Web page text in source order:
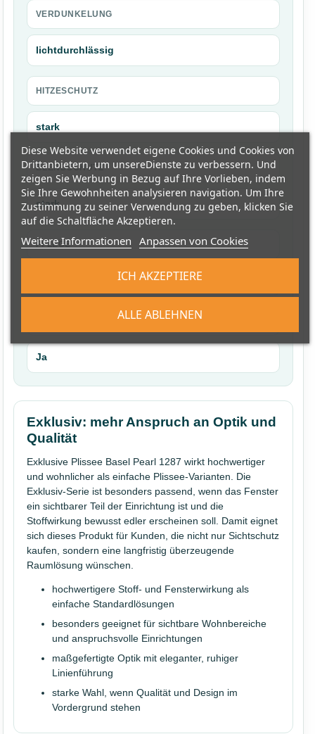
VERDUNKELUNG
lichtdurchlässig
HITZESCHUTZ
stark
BLENDSCHUTZ
stark
PFLEGE
ZERTIFIZIERTE STOFFE
Ja
Exklusiv: mehr Anspruch an Optik und
Qualität
Exklusive Plissee Basel Pearl 1287 wirkt hochwertiger
und wohnlicher als einfache Plissee-Varianten. Die
Exklusiv-Serie ist besonders passend, wenn das Fenster
ein sichtbarer Teil der Einrichtung ist und die
Stoffwirkung bewusst edler erscheinen soll. Damit eignet
sich dieses Produkt für Kunden, die nicht nur Sichtschutz
kaufen, sondern eine langfristig überzeugende
Raumlösung wünschen.
hochwertigere Stoff- und Fensterwirkung als
einfache Standardlösungen
besonders geeignet für sichtbare Wohnbereiche
und anspruchsvolle Einrichtungen
maßgefertigte Optik mit eleganter, ruhiger
Linienführung
starke Wahl, wenn Qualität und Design im
Vordergrund stehen
Diese Website verwendet eigene Cookies und Cookies von
Drittanbietern, um unsereDienste zu verbessern. Und
zeigen Sie Werbung in Bezug auf Ihre Vorlieben, indem
Sie Ihre Gewohnheiten analysieren navigation. Um Ihre
Zustimmung zu seiner Verwendung zu geben, klicken Sie
auf die Schaltfläche Akzeptieren.
Weitere Informationen Anpassen von Cookies
ALLE ABLEHNEN
ICH AKZEPTIERE